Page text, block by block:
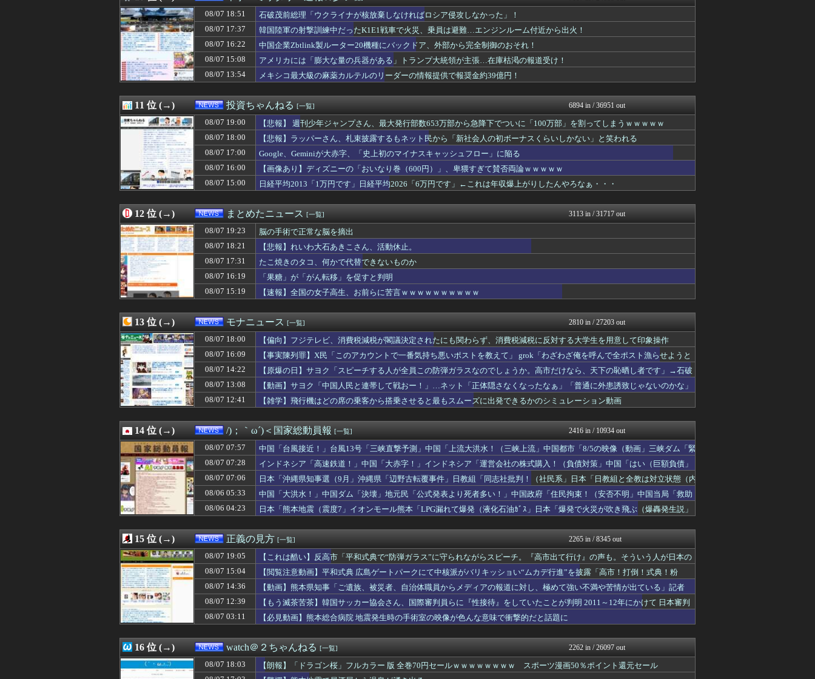
08/07 15:10
【韓国サッカー協会】外国人審判約10人に性的接待か 計1496回、約2億ウォン...
保守速報
08/07 15:10
【速報】エッセイスト「原爆を二度と使わせてはならない」→リプ「もちろん中国の核...
08/07 15:09
「高市早苗はどんだけ自己顕示欲が強いんだ」と左派が『高木美帆氏に送られた包丁セ...
U-1 NEWS.
08/07 15:08
アメリカには「膨大な量の兵器がある」トランプ大統領が主張…在庫枯渇の報道受け！
軍事・ミリタリー速報☆彡
08/07 15:04
【閲覧注意動画】平和式典 広島ゲートパークにて中核派がバリキッショい“ムカデ行...
08/07 15:04
親の遺産でニート最高れす(^q^)
ふぇー速
08/07 15:03
「オーバーロード」という絵師の力で硬派ファンタジーと誤解させ人気出たなろう作品...
watch＠２ちゃんねる
08/07 15:00
韓国サッカー協会、Ｗ杯アジア予選で外国人審判員に性的接待か…韓国放送局が独占報...
痛いニュース(ﾉ∀`)
08/07 15:00
【悲報】生成AI、メモリやSSDだけでなく「マザーボード」まで値上げさせてしま...
オレ的ゲーム速報＠刃
08/07 15:00
【速報】江別大学生暴行死 “主犯格”の特定少年・川口侑斗被告に「無期懲役」の判...
みそパンNEWS
08/07 15:00
日経平均2013「1万円です」日経平均2026「6万円です」←これは年収爆上が...
投資ちゃんねる
08/07 14:55
韓国陸軍 砲撃訓練中のK1E1戦車で火災…軍「人的被害なし」 ［8/7］
国難にあってもの申す！！
08/07 14:40
トランプ氏、「出産旅行」禁じる大統領令 米国籍取得を目的とした中国人らの渡米を...
にゅーすアルー！
08/07 14:36
【動画】熊本県知事「ご遺族、被災者、自治体職員からメディアの報道に対し、極めて...
08/07 14:29
【悲報】東京都民「助けて。通勤時間減らしたいのに都心の近くが最低10万払わない...
日本第一！ニュース録
08/07 14:25
西側からの手痛い指摘に激怒した中国総領事館、「これが米国人Youtuberが紹...
U-1 NEWS.
08/07 14:23
ラーメン屋はさっさとクレカ対応しろや
ふぇー速
08/07 14:19
中国「日本は原爆被害者の立場で同情を買おうとするのを止めろ」
まとめたニュース
08/07 14:12
【警告】住宅ローン、ガチでヤバくなるぞ・・・・・
NEWSまとめもりー｜2c...
08/07 14:10
中国政府「原爆投下の背景こそ反省が必要だ」と主張
08/07 14:10
【速報】パさん「平和を願う式典なのに防弾ガラスと防弾バッグSP」安倍元首相の悲...
08/07 14:07
【ニュース】 韓国が熊本被災地に水を支援 ⇒ トイレの水にｗｗｗｗｗｗｗ
あじあニュースちゃんねる
08/07 14:03
【悲報】小学館の編集者「服脱いで、胸見せて」 グラビア志望の女性に迫った過激要...
watch＠２ちゃんねる
08/07 14:00
【思いやり予算】実務協議開始 米、増額要求の構え
08/07 14:00
円安打開のため「大きな借り」作った日本政府、米国求める「転換」…日銀「利上げ圧...
08/07 14:00
「インコを見せてあげる」少女を公園内に誘い込みわいせつか男を逮捕。小学生2人に...
みそパンNEWS
08/07 13:55
消費税減税に反旗…小渕優子氏の主張に「さっさと離党すればいいのに」SNSで逆風...
国難にあってもの申す！！
08/07 13:54
メキシコ最大級の麻薬カルテルのリーダーの情報提供で報奨金約39億円！
軍事・ミリタリー速報☆彡
08/07 13:51
MEGAドン・キホーテ姫路広畑店の露店で販売された｢うなぎのかば焼き｣で食中毒...
理想ちゃんねる
08/07 13:51
歴代最多得票記録でトップ当選の河合ゆうすけ市議、埼玉知事選（来年８月）に立候補...
もえるあじあ(･∀･)
08/07 13:49
高市首相の熊本視察動画にケチを付けたタレント、「正体バレバレよな」と黒電話の呼...
U-1 NEWS.
08/07 13:40
経済大国の日本、世界に売るものがなさすぎて史上初めて韓国台湾に輸出額抜かされ置...
にゅーすアルー！
08/07 13:38
【大阪】マスコミ「警察官が発砲し“刃物男”死亡！」 → ネットで拡散された現場...
政経ワロスまとめニュース♪
08/07 13:29
共産党「これは酷い…京都市でマイナンバーカードを持たない29万人がポイント給付...
日本第一！ニュース録
08/07 13:20
韓国の人気コーヒーチェーン「ペクスダバン」が日本初上陸！東京・新橋に1号店オー...
キムチ速報
08/07 13:19
外人、スクエニの真実に気付く
まとめたニュース
08/07 13:15
氷山の一角ニダ！ 〜 【聯合ニュース】 韓国サッカー協会 2011～12年に国...
反日愚国 恨寓瘻
08/07 13:12
【悲報】秋田さん、なぜかUAEから目をつけられ2,000,000,000,00...
NEWSまとめもりー｜2c...
08/07 13:12
実質消費支出は7カ月連続のマイナス、前年同月比3.3%減－6月
かせまと！
08/07 13:10
中国、止められないEV製造 売れず在庫山積み「売れたこと」にして補助金を騙し取...
おーるじゃんる
08/07 13:09
15歳少女に薬と酒飲ませカラオケ店で性的暴行、動画撮影 54歳無職を再逮捕 動...
保守速報
08/07 13:08
【動画】サヨク「中国人民と連帯して戦おー！」…ネット「正体隠さなくなったなぁ」...
モナニュース
08/07 13:03
【画像】高市早苗、殺されることに怯え始めるwwwwwwwww
watch＠２ちゃんねる
08/07 13:00
【消費減税閣議決定】「反対」の財務省敗北 首相の不信根強く 人事介入をちらつか...
常識的に考えた
08/07 13:00
【文科省】女性研究者支援に補助、１大学に年間５０００万円…出産・子育と両立でき...
みそパンNEWS
08/07 13:00
【朗報】プチプチで有名な川上産業、社名を「プチプチ株式会社」に変更ｗｗｗｗｗ 投資ちゃんねる
08/07 18:51
石破茂前総理「ウクライナが核放棄しなければロシア侵攻しなかった」！
08/07 17:37
韓国陸軍の射撃訓練中だったK1E1戦車で火災、乗員は避難…エンジンルーム付近から出火！
08/07 16:22
中国企業Zbtlink製ルーター20機種にバックドア、外部から完全制御のおそれ！
08/07 15:08
アメリカには「膨大な量の兵器がある」トランプ大統領が主張…在庫枯渇の報道受け！
08/07 13:54
メキシコ最大級の麻薬カルテルのリーダーの情報提供で報奨金約39億円！
11 位 (→) 投資ちゃんねる [一覧] 6894 in / 36951 out
08/07 19:00
【悲報】 週刊少年ジャンプさん、最大発行部数653万部から急降下でついに「100万部」を割ってしまうｗｗｗｗｗ
08/07 18:00
【悲報】ラッパーさん、札束披露するもネット民から「新社会人の初ボーナスくらいしかない」と笑われる
08/07 17:00
Google、Geminiが大赤字、「史上初のマイナスキャッシュフロー」に陥る
08/07 16:00
【画像あり】ディズニーの「おいなり巻（600円）」、卑猥すぎて賛否両論ｗｗｗｗｗ
08/07 15:00
日経平均2013「1万円です」日経平均2026「6万円です」←これは年収爆上がりしたんやろなぁ・・・
12 位 (→) まとめたニュース [一覧] 3113 in / 31717 out
08/07 19:23
脳の手術で正常な脳を摘出
08/07 18:21
【悲報】れいわ大石あきこさん、活動休止。
08/07 17:31
たこ焼きのタコ、何かで代替できないものか
08/07 16:19
「果糖」が「がん転移」を促すと判明
08/07 15:19
【速報】全国の女子高生、お前らに苦言ｗｗｗｗｗｗｗｗｗｗ
13 位 (→) モナニュース [一覧] 2810 in / 27203 out
08/07 18:00
【偏向】フジテレビ、消費税減税が閣議決定されたにも関わらず、消費税減税に反対する大学生を用意して印象操作
08/07 16:09
【事実陳列罪】X民「このアカウントで一番気持ち悪いポストを教えて」 grok「わざわざ俺を呼んで全ポスト漁らせようと
してるこのポストが一番気持ち悪い」
08/07 14:22
【原爆の日】サヨク「スピーチする人が全員この防弾ガラスなのでしょうか。高市だけなら、天下の恥晒し者です」→石破
茂も防弾ガラスで演説してました
08/07 13:08
【動画】サヨク「中国人民と連帯して戦おー！」…ネット「正体隠さなくなったなぁ」「普通に外患誘致じゃないのかな」
08/07 12:41
【雑学】飛行機はどの席の乗客から搭乗させると最もスムーズに出発できるかのシミュレーション動画
14 位 (→) /)；｀ω´)＜国家総動員報 [一覧] 2416 in / 10934 out
08/07 07:57
中国「台風接近！」台風13号「三峡直撃予測」中国「上流大洪水！（三峡上流」中国都市「8/5の映像（動画」三峡ダム「緊
急放流（決壊危機」中国「下流大水害（震え声」→
08/07 07:28
インドネシア「高速鉄道！」中国「大赤字！」インドネシア「運営会社の株式購入！（負債対策」中国「はい（巨額負債」
インドネシア「700km延伸計画！（実質中止」→
08/07 07:06
日本「沖縄県知事選（9月」沖縄県「辺野古転覆事件」日教組「同志社批判！（社民系」日本「日教組と全教は対立状態（内
ｹﾞﾊﾞ」特別調査委員会「同志社に猛省促す」→
08/06 05:33
中国「大洪水！」中国ダム「決壊」地元民「公式発表より死者多い！」中国政府「住民拘束！（安否不明」中国当局「救助
隊動画も削除」台風13号「三峡ﾀﾞﾑ接近中」→
08/06 04:23
日本「熊本地震（震度7」イオンモール熊本「LPG漏れて爆発（液化石油ｶﾞｽ」日本「爆発で火災が吹き飛ぶ（爆轟発生説」
15 位 (→) 正義の見方 [一覧] 2265 in / 8345 out
08/07 19:05
【これは酷い】反高市「平和式典で“防弾ガラス”に守られながらスピーチ。『高市出て行け』の声も。そういう人が日本の
総理」→ツッコミ多数「石破さんの時からだよ」
08/07 15:04
【閲覧注意動画】平和式典 広島ゲートパークにて中核派がバリキッショい“ムカデ行進”を披露「高市！打倒！式典！粉
砕！」
08/07 14:36
【動画】熊本県知事「ご遺族、被災者、自治体職員からメディアの報道に対し、極めて強い不満や苦情が出ている」記者
「具体的には？」→
08/07 12:39
【もう滅茶苦茶】韓国サッカー協会さん、国際審判員らに『性接待』をしていたことが判明 2011～12年にかけて 日本審判
も対象との指摘も
08/07 03:11 【必見動画】熊本総合病院 地震発生時の手術室の映像が色んな意味で衝撃的だと話題に
16 位 (→) watch＠２ちゃんねる [一覧] 2262 in / 26097 out
08/07 18:03
【朗報】「ドラゴン桜」フルカラー 版 全巻70円セールｗｗｗｗｗｗｗｗ スポーツ漫画50％ポイント還元セール